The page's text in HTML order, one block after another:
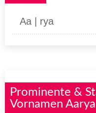
Aa | rya
Prominente &
Vornamen Aarya